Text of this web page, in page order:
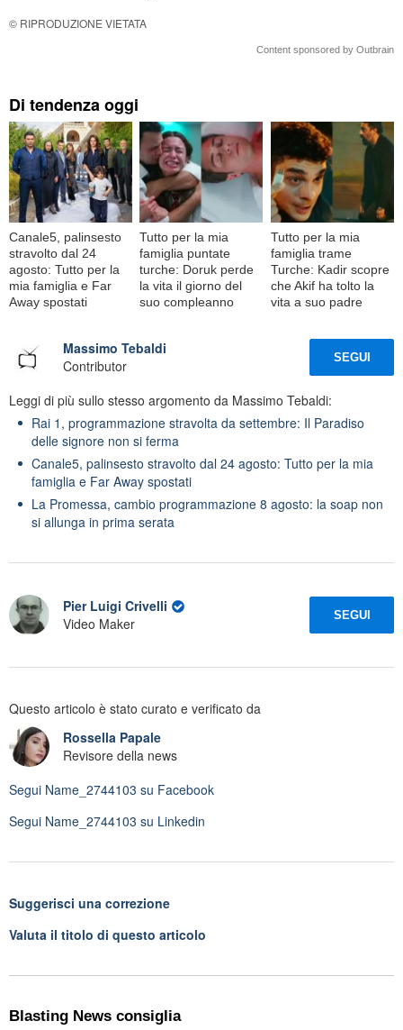
© RIPRODUZIONE VIETATA
Content sponsored by Outbrain
Di tendenza oggi
Canale5, palinsesto
stravolto dal 24
agosto: Tutto per la
mia famiglia e Far
Away spostati
Tutto per la mia
famiglia puntate
turche: Doruk perde
la vita il giorno del
suo compleanno
Tutto per la mia
famiglia trame
Turche: Kadir scopre
che Akif ha tolto la
vita a suo padre
Massimo Tebaldi
Contributor
SEGUI
Leggi di più sullo stesso argomento da Massimo Tebaldi:
Rai 1, programmazione stravolta da settembre: Il Paradiso
delle signore non si ferma
Canale5, palinsesto stravolto dal 24 agosto: Tutto per la mia
famiglia e Far Away spostati
La Promessa, cambio programmazione 8 agosto: la soap non
si allunga in prima serata
Pier Luigi Crivelli
Video Maker
SEGUI
Questo articolo è stato curato e verificato da
Rossella Papale
Revisore della news
Segui Name_2744103 su Facebook
Segui Name_2744103 su Linkedin
Suggerisci una correzione
Valuta il titolo di questo articolo
Blasting News consiglia